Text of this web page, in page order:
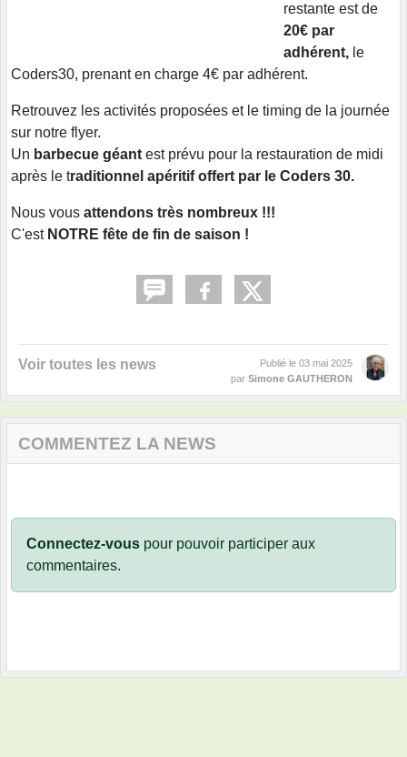
restante est de
20€ par
adhérent, le
Coders30, prenant en charge 4€ par adhérent.
Retrouvez les activités proposées et le timing de la journée
sur notre flyer.
Un barbecue géant est prévu pour la restauration de midi
après le traditionnel apéritif offert par le Coders 30.
Nous vous attendons très nombreux !!!
C'estNOTRE fête de fin de saison !
Voir toutes les news Publié le 03 mai 2025
par Simone GAUTHERON
COMMENTEZ LA NEWS
Connectez-vous pour pouvoir participer aux
commentaires.